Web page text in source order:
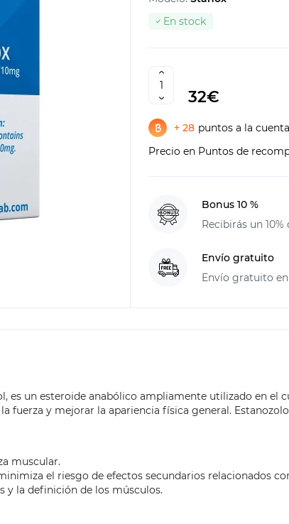
En stock
32€
+ 28 puntos a la cuenta
Precio en Puntos de
Bonus 10 %
Recibirás un
Envío gratuito
Envío gratuito
es un esteroide anabólico ampliamente utilizado en el
fuerza y mejorar la apariencia física general.
muscular.
el riesgo de efectos secundarios relacionados
y la definición de los músculos.